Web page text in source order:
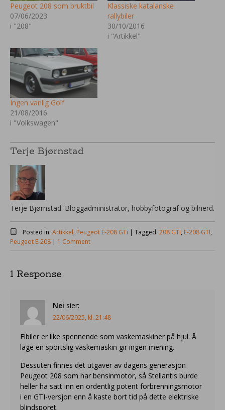
Peugeot 208 som bruktbil
07/06/2023
i "208"
Klassiske katalanske
rallybiler
30/10/2016
i "Artikkel"
Ingen vanlig Golf
21/08/2016
i "Volkswagen"
Terje Bjørnstad
Terje Bjørnstad. Bloggadministrator, hobbyfotograf og bilnerd.
Posted in: Artikkel, Peugeot E-208 GTi | Tagged: 208 GTI, E-208 GTI,
Peugeot E-208 | 1 Comment
1 Response
Nei sier:
22/06/2025, kl. 21:48
Elbiler er like spennende som vaskemaskiner på hjul. Å
lage en sportslig vaskemaskin gir ingen mening.
Dessuten finnes det utgaver av dagens generasjon
Peugeot 208 som har bensinmotor, så Stellantis burde
heller ha satt inn en ordentlig potent forbrenningsmotor
i en GTI-versjon enn å kaste bort tid på dette elektriske
blindsporet.